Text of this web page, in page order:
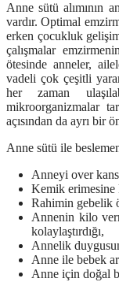
Anne sütü alımının
vardır. Optimal
erken çocukluk
çalışmalar
ötesinde anneler,
vadeli çok çeşitli
her zaman
mikroorganizmalar
açısından da ayrı bir
Anne sütü ile
Anneyi over
Kemik erimesine
Rahimin gebelik
Annenin kilo
kolaylaştırdığı,
Annelik
Anne ile bebek
Anne için doğal